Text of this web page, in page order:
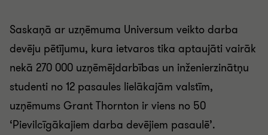
Saskaņā ar uzņēmuma Universum veikto darba
devēju pētījumu, kura ietvaros tika aptaujāti vairāk
nekā 270 000 uzņēmējdarbības un inženierzinātņu
studenti no 12 pasaules lielākajām valstīm,
uzņēmums Grant Thornton ir viens no 50
‘Pievilcīgākajiem darba devējiem pasaulē’.